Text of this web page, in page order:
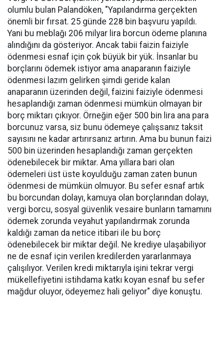
olumlu bulan Palandöken, "Yapılandırma gerçekten
önemli bir fırsat. 25 günde 228 bin başvuru yapıldı.
Yani bu meblağı 206 milyar lira borcun ödeme planına
alındığını da gösteriyor. Ancak tabii faizin faiziyle
ödenmesi esnaf için çok büyük bir yük. İnsanlar bu
borçlarını ödemek istiyor ama anaparanın faiziyle
ödenmesi lazım gelirken şimdi geride kalan
anaparanın üzerinden değil, faizini faiziyle ödenmesi
hesaplandığı zaman ödenmesi mümkün olmayan bir
borç miktarı çıkıyor. Örneğin eğer 500 bin lira ana para
borcunuz varsa, siz bunu ödemeye çalışsanız taksit
sayısını ne kadar artırırsanız artırın. Ama bu bunun faizi
500 bin üzerinden hesaplandığı zaman gerçekten
ödenebilecek bir miktar. Ama yıllara bari olan
ödemeleri üst üste koyulduğu zaman zaten bunun
ödenmesi de mümkün olmuyor. Bu sefer esnaf artık
bu borcundan dolayı, kamuya olan borçlarından dolayı,
vergi borcu, sosyal güvenlik vesaire bunların tamamını
ödemek zorunda veyahut yapılandırmak zorunda
kaldığı zaman da netice itibari ile bu borç
ödenebilecek bir miktar değil. Ne krediye ulaşabiliyor
ne de esnaf için verilen kredilerden yararlanmaya
çalışılıyor. Verilen kredi miktarıyla işini tekrar vergi
mükellefiyetini istihdama katkı koyan esnaf bu sefer
mağdur oluyor, ödeyemez hali geliyor" diye konuştu.